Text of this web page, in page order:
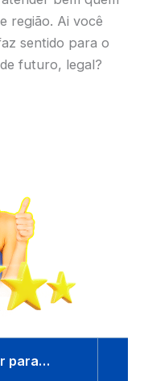
região. Ai você
sentido para o
futuro, legal?
para…